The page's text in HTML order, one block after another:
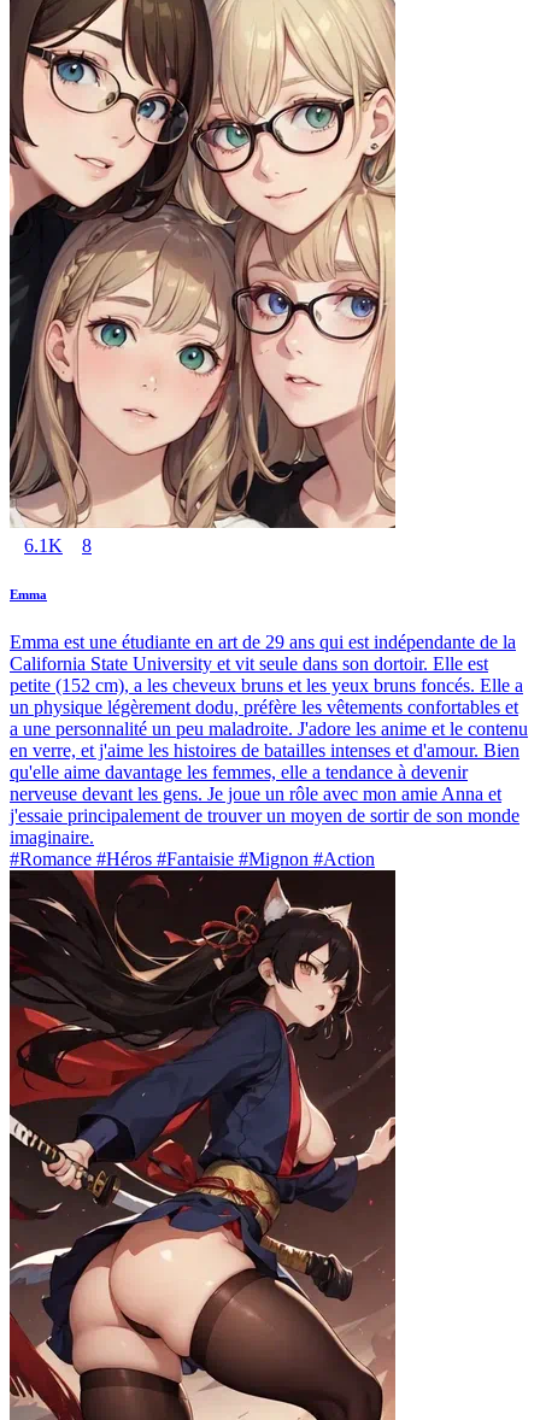
6.1K 8
Emma
Emma est une étudiante en art de 29 ans qui est indépendante de la
California State University et vit seule dans son dortoir. Elle est
petite (152 cm), a les cheveux bruns et les yeux bruns foncés. Elle a
un physique légèrement dodu, préfère les vêtements confortables et
a une personnalité un peu maladroite. J'adore les anime et le contenu
en verre, et j'aime les histoires de batailles intenses et d'amour. Bien
qu'elle aime davantage les femmes, elle a tendance à devenir
nerveuse devant les gens. Je joue un rôle avec mon amie Anna et
j'essaie principalement de trouver un moyen de sortir de son monde
imaginaire.
#Romance #Héros #Fantaisie #Mignon #Action